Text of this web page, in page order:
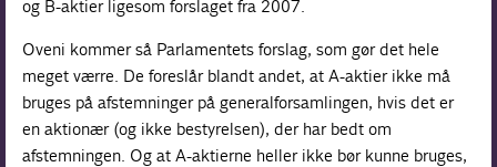
og B-aktier ligesom forslaget fra 2007.
Oveni kommer så Parlamentets forslag, som gør det hele
meget værre. De foreslår blandt andet, at A-aktier ikke må
bruges på afstemninger på generalforsamlingen, hvis det er
en aktionær (og ikke bestyrelsen), der har bedt om
afstemningen. Og at A-aktierne heller ikke bør kunne bruges,